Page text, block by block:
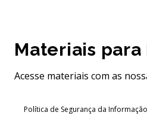
Materiais
Acesse materiais com as
Política de Segurança da Informação